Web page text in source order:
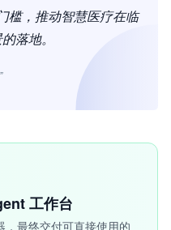
槛，推动智慧医疗在临
落地。
工作台
最终交付可直接使用的